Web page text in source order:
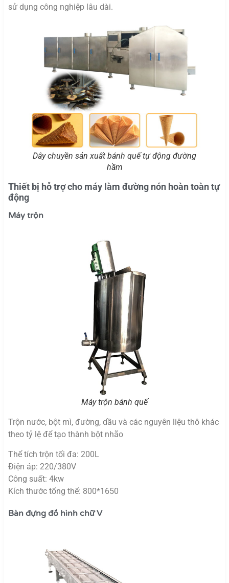
sử dụng công nghiệp lâu dài.
Dây chuyền sản xuất bánh quế tự động đường
hầm
Thiết bị hỗ trợ cho máy làm đường nón hoàn toàn tự
động
Máy trộn
Máy trộn bánh quế
Trộn nước, bột mì, đường, dầu và các nguyên liệu thô khác
theo tỷ lệ để tạo thành bột nhão
Thể tích trộn tối đa: 200L
Điện áp: 220/380V
Công suất: 4kw
Kích thước tổng thể: 800*1650
Bàn đựng đồ hình chữ V